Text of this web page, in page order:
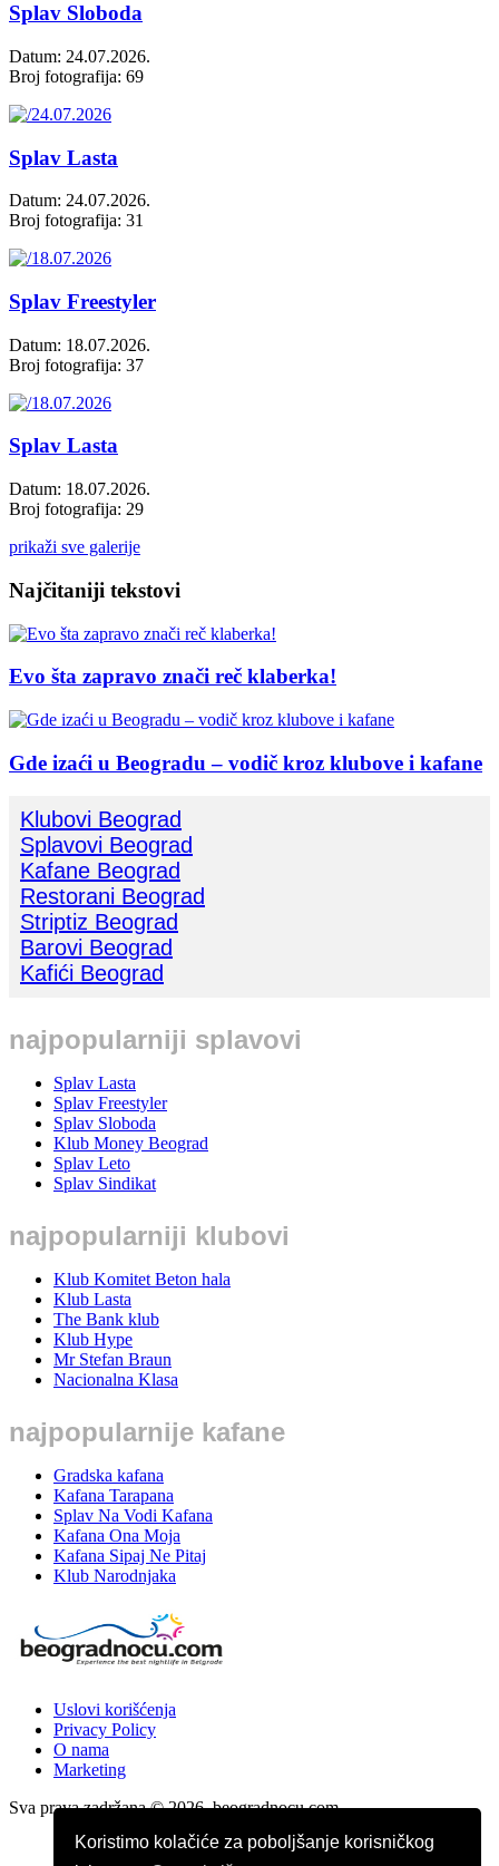
Koristimo kolačiće za poboljšanje korisničkog
Splav Sloboda
Datum: 24.07.2026.
Broj fotografija: 69
Splav Lasta
Datum: 24.07.2026.
Broj fotografija: 31
Splav Freestyler
Datum: 18.07.2026.
Broj fotografija: 37
Splav Lasta
Datum: 18.07.2026.
Broj fotografija: 29
prikaži sve galerije
Najčitaniji tekstovi
Evo šta zapravo znači reč klaberka!
Gde izaći u Beogradu – vodič kroz klubove i kafane
Klubovi Beograd
Splavovi Beograd
Kafane Beograd
Restorani Beograd
Striptiz Beograd
Barovi Beograd
Kafići Beograd
najpopularniji splavovi
Splav Lasta
Splav Freestyler
Splav Sloboda
Klub Money Beograd
Splav Leto
Splav Sindikat
najpopularniji klubovi
Klub Komitet Beton hala
Klub Lasta
The Bank klub
Klub Hype
Mr Stefan Braun
Nacionalna Klasa
najpopularnije kafane
Gradska kafana
Kafana Tarapana
Splav Na Vodi Kafana
Kafana Ona Moja
Kafana Sipaj Ne Pitaj
Klub Narodnjaka
Uslovi korišćenja
Privacy Policy
O nama
Marketing
Sva prava zadržana © 2026. beogradnocu.com